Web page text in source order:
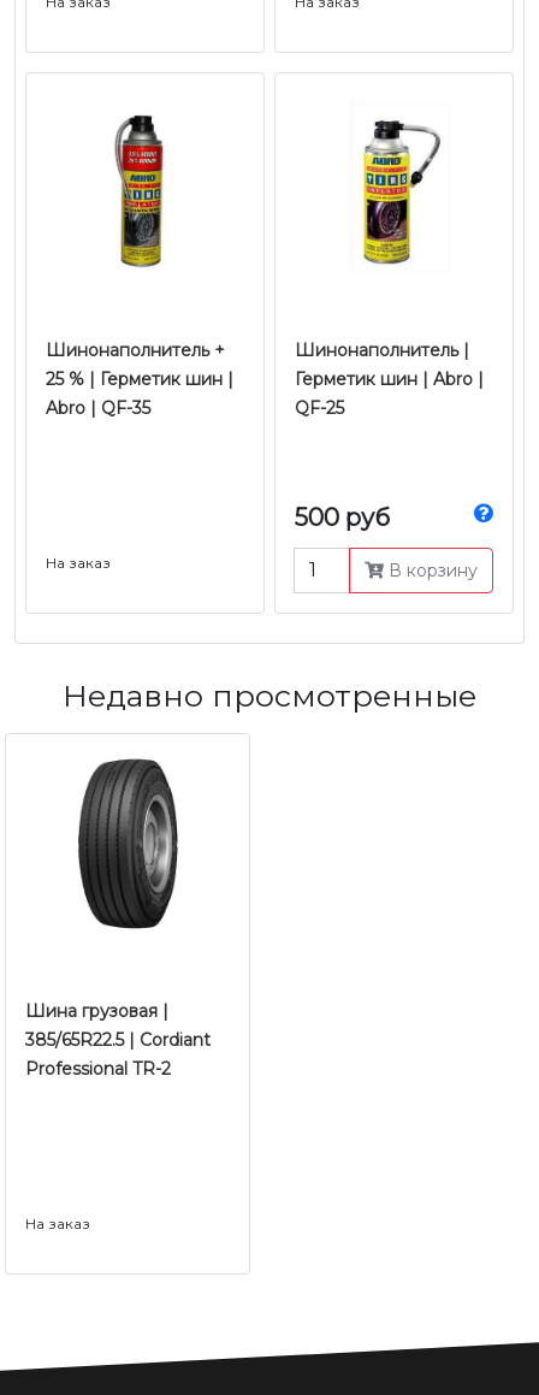
Шинонаполнитель +
25 % | Герметик шин |
Abro | QF-35
На заказ
Шинонаполнитель |
Герметик шин | Abro |
QF-25
500 руб
В корзину
Недавно просмотренные
Шина грузовая |
385/65R22.5 | Cordiant
Professional TR-2
На заказ